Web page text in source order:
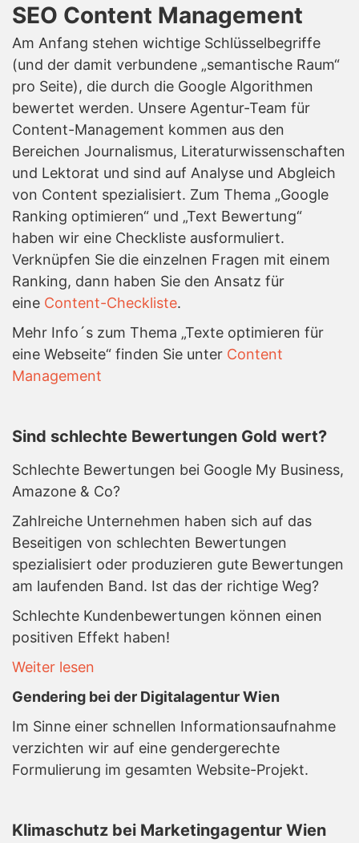
SEO Content Management
Am Anfang stehen wichtige Schlüsselbegriffe
(und der damit verbundene „semantische Raum“
pro Seite), die durch die Google Algorithmen
bewertet werden. Unsere Agentur-Team für
Content-Management kommen aus den
Bereichen Journalismus, Literaturwissenschaften
und Lektorat und sind auf Analyse und Abgleich
von Content spezialisiert. Zum Thema „Google
Ranking optimieren“ und „Text Bewertung“
haben wir eine Checkliste ausformuliert.
Verknüpfen Sie die einzelnen Fragen mit einem
Ranking, dann haben Sie den Ansatz für
eine Content-Checkliste.
Mehr Info´s zum Thema „Texte optimieren für
eine Webseite“ finden Sie unter Content
Management
Sind schlechte Bewertungen Gold wert?
Schlechte Bewertungen bei Google My Business,
Amazone & Co?
Zahlreiche Unternehmen haben sich auf das
Beseitigen von schlechten Bewertungen
spezialisiert oder produzieren gute Bewertungen
am laufenden Band. Ist das der richtige Weg?
Schlechte Kundenbewertungen können einen
positiven Effekt haben!
Weiter lesen
Gendering bei der Digitalagentur Wien
Im Sinne einer schnellen Informationsaufnahme
verzichten wir auf eine gendergerechte
Formulierung im gesamten Website-Projekt.
Klimaschutz bei Marketingagentur Wien